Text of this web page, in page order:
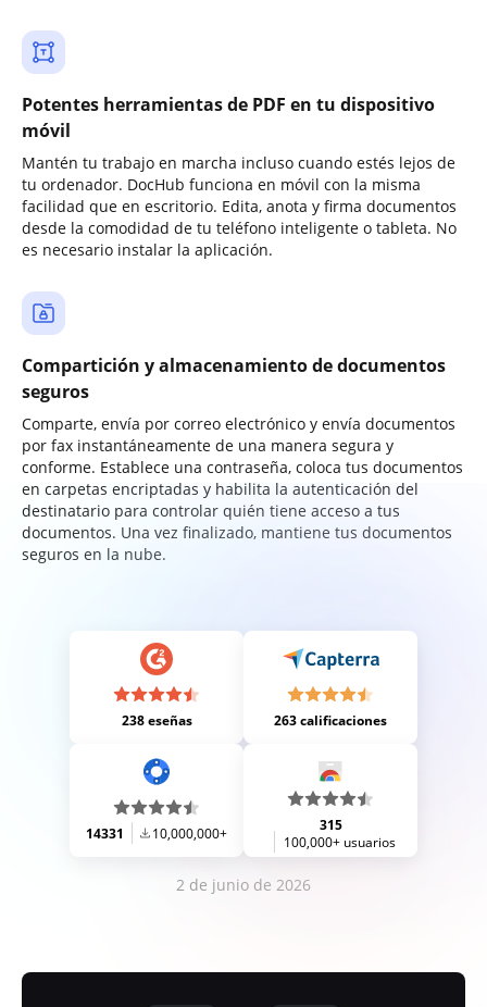
Potentes herramientas de PDF en tu dispositivo
móvil
Mantén tu trabajo en marcha incluso cuando estés lejos de
tu ordenador. DocHub funciona en móvil con la misma
facilidad que en escritorio. Edita, anota y firma documentos
desde la comodidad de tu teléfono inteligente o tableta. No
es necesario instalar la aplicación.
Compartición y almacenamiento de documentos
seguros
Comparte, envía por correo electrónico y envía documentos
por fax instantáneamente de una manera segura y
conforme. Establece una contraseña, coloca tus documentos
en carpetas encriptadas y habilita la autenticación del
destinatario para controlar quién tiene acceso a tus
documentos. Una vez finalizado, mantiene tus documentos
seguros en la nube.
238 eseñas 263 calificaciones
14331 10,000,000+
315
100,000+ usuarios
2 de junio de 2026